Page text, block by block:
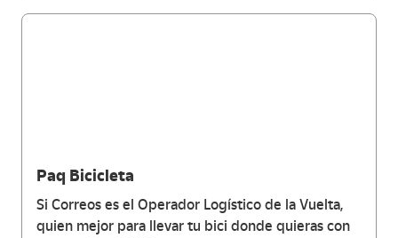
Paq Bicicleta
Si Correos es el Operador Logístico de la Vuelta,
quien mejor para llevar tu bici donde quieras con